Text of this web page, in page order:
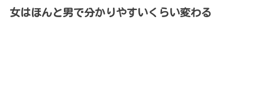
女はほんと男で分かりやすいくらい変わる